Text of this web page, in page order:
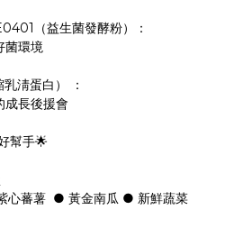
（益生菌發酵粉）：
菌環境
淸蛋白） ：
成長後援會
幫手🌟
蕃薯  ● 黃金南瓜 ● 新鮮蔬菜